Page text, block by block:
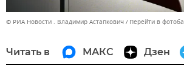
© РИА Новости . Владимир Астапкович Перейти в
Читать в МАКС Дзен